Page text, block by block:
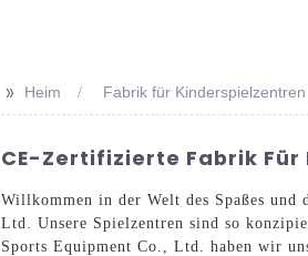
>> Heim Fabrik für Kinderspielzentren
CE-Zertifizierte Fabrik
Willkommen in der Welt des Spaßes und
Ltd. Unsere Spielzentren sind so
Sports Equipment Co., Ltd. haben wir